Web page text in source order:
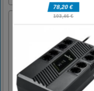
We
Valto
will
first
stars
in th [...]